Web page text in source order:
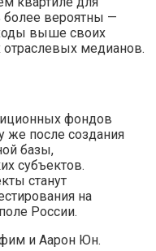
более вероятны —
выше своих
медианов.
фондов
же после создания
базы,
субъектов.
станут
на
России.
и Аарон Юн.